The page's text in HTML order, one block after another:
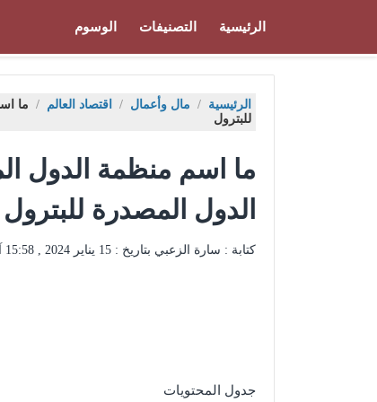
الرئيسية التصنيفات الوسوم
الرئيسية / مال وأعمال / اقتصاد العالم / ما
للبترول
ما اسم منظمة الدول
الدول المصدرة للبترول
كتابة : سارة الزعبي بتاريخ : 15 يناير 2024 , 15:58
جدول المحتويات